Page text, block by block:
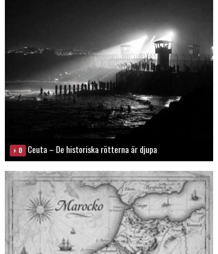
0 Ceuta – De historiska rötterna är djupa